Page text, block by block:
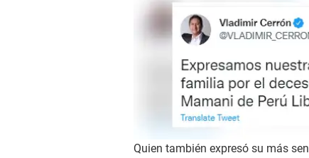
Quien también expresó su más